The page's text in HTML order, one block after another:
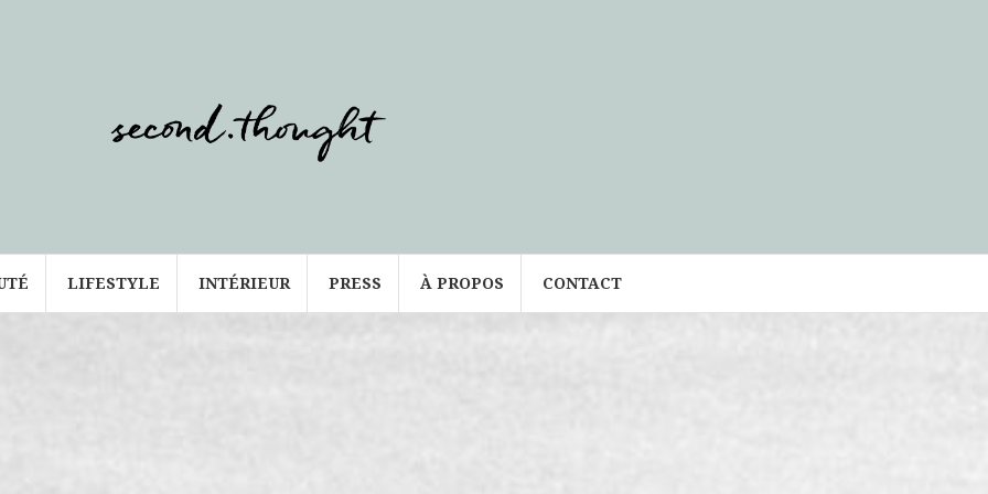
LIFESTYLE INTÉRIEUR PRESS À PROPOS CONTACT